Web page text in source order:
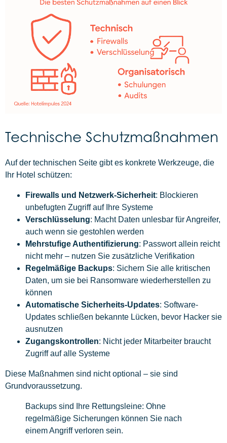
Technische Schutzmaßnahmen
Auf der technischen Seite gibt es konkrete Werkzeuge, die
Ihr Hotel schützen:
Firewalls und Netzwerk-Sicherheit: Blockieren
unbefugten Zugriff auf Ihre Systeme
Verschlüsselung: Macht Daten unlesbar für Angreifer,
auch wenn sie gestohlen werden
Mehrstufige Authentifizierung: Passwort allein reicht
nicht mehr – nutzen Sie zusätzliche Verifikation
Regelmäßige Backups: Sichern Sie alle kritischen
Daten, um sie bei Ransomware wiederherstellen zu
können
Automatische Sicherheits-Updates: Software-
Updates schließen bekannte Lücken, bevor Hacker sie
ausnutzen
Zugangskontrollen: Nicht jeder Mitarbeiter braucht
Zugriff auf alle Systeme
Diese Maßnahmen sind nicht optional – sie sind
Grundvoraussetzung.
Backups sind Ihre Rettungsleine: Ohne
regelmäßige Sicherungen können Sie nach
einem Angriff verloren sein.